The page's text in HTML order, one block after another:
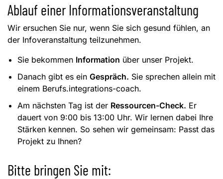
Ablauf einer Informationsveranstaltung
Wir ersuchen Sie nur, wenn Sie sich gesund fühlen, an
der Infoveranstaltung teilzunehmen.
Sie bekommen Information über unser Projekt.
Danach gibt es ein Gespräch. Sie sprechen allein mit
einem Berufs.integrations-coach.
Am nächsten Tag ist der Ressourcen-Check. Er
dauert von 9:00 bis 13:00 Uhr. Wir lernen dabei Ihre
Stärken kennen. So sehen wir gemeinsam: Passt das
Projekt zu Ihnen?
Bitte bringen Sie mit: